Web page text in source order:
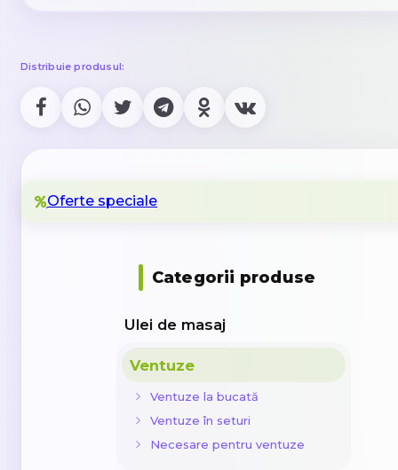
Distribuie produsul:
Oferte speciale
Categorii produse
Ulei de masaj
Ventuze
Ventuze la bucată
Ventuze în seturi
Necesare pentru ventuze